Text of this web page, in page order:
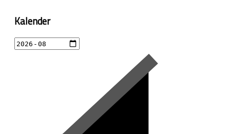
Kalender